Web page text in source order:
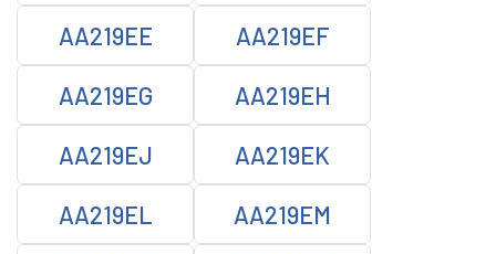
AA219EE AA219EF
AA219EG AA219EH
AA219EJ AA219EK
AA219EL AA219EM